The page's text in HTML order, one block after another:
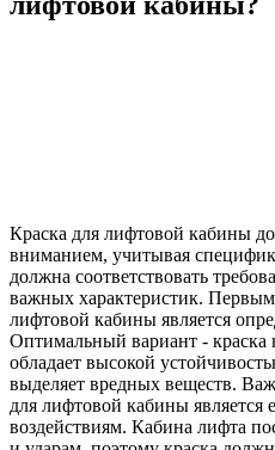
Краска для лифтовой кабины
вниманием, учитывая
должна соответствовать
важных характеристик.
лифтовой кабины является
Оптимальный вариант - краска
обладает высокой
выделяет вредных веществ.
для лифтовой кабины является
воздействиям. Кабина лифта